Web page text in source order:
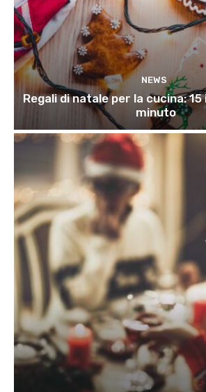
NEWS
Regali di natale per la cucina: 15
minuto